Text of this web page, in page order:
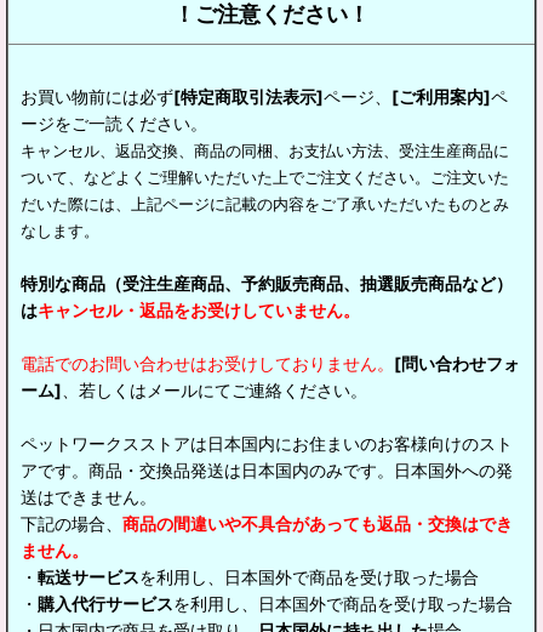
！ご注意ください！
お買い物前には必ず[特定商取引法表示]ページ、 [ご利用案内]ペ
ージをご一読ください。
キャンセル、返品交換、商品の同梱、お支払い方法、受注生産商品に
ついて、などよくご理解いただいた上でご注文ください。ご注文いた
だいた際には、上記ページに記載の内容をご了承いただいたものとみ
なします。
特別な商品（受注生産商品、予約販売商品、抽選販売商品など）
はキャンセル・返品をお受けしていません。
電話でのお問い合わせはお受けしておりません。 [問い合わせフォ
ーム] 、若しくはメールにてご連絡ください。
ペットワークスストアは日本国内にお住まいのお客様向けのスト
アです。商品・交換品発送は日本国内のみです。日本国外への発
送はできません。
下記の場合、 商品の間違いや不具合があっても返品・交換はでき
ません。
・ 転送サービスを利用し、日本国外で商品を受け取った場合
・ 購入代行サービスを利用し、日本国外で商品を受け取った場合